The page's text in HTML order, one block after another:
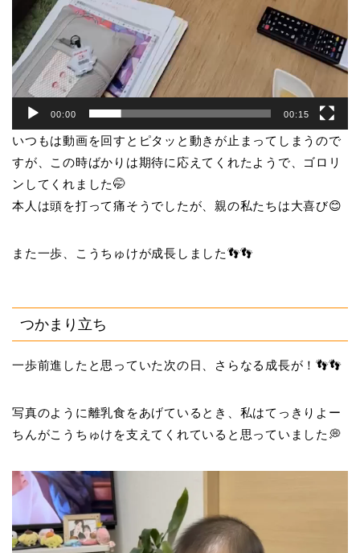
00:00 00:15
いつもは動画を回すとピタッと動きが止まってしまうので
すが、この時ばかりは期待に応えてくれたようで、ゴロリ
ンしてくれました🤭
本人は頭を打って痛そうでしたが、親の私たちは大喜び😊
また一歩、こうちゅけが成長しました👣👣
つかまり立ち
一歩前進したと思っていた次の日、さらなる成長が！👣👣
写真のように離乳食をあげているとき、私はてっきりよー
ちんがこうちゅけを支えてくれていると思っていました💭